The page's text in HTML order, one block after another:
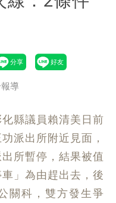
導
縣議員賴清美日前
派出所附近見面，
所暫停，結果被值
」為由趕出去，後
關科，雙方發生爭